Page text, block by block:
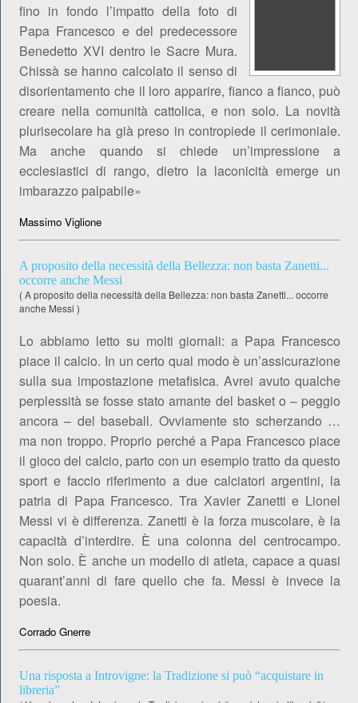
fino in fondo l’impatto della foto di
Papa Francesco e del predecessore
Benedetto XVI dentro le Sacre Mura.
Chissà se hanno calcolato il senso di
disorientamento che il loro apparire, fianco a fianco, può
creare nella comunità cattolica, e non solo. La novità
plurisecolare ha già preso in contropiede il cerimoniale.
Ma anche quando si chiede un’impressione a
ecclesiastici di rango, dietro la laconicità emerge un
imbarazzo palpabile»
Massimo Viglione
A proposito della necessità della Bellezza: non basta Zanetti...
occorre anche Messi
(A proposito della necessità della Bellezza: non basta Zanetti... occorre
anche Messi )
Lo abbiamo letto su molti giornali: a Papa Francesco
piace il calcio. In un certo qual modo è un’assicurazione
sulla sua impostazione metafisica. Avrei avuto qualche
perplessità se fosse stato amante del basket o – peggio
ancora – del baseball. Ovviamente sto scherzando …
ma non troppo. Proprio perché a Papa Francesco piace
il gioco del calcio, parto con un esempio tratto da questo
sport e faccio riferimento a due calciatori argentini, la
patria di Papa Francesco. Tra Xavier Zanetti e Lionel
Messi vi è differenza. Zanetti è la forza muscolare, è la
capacità d’interdire. È una colonna del centrocampo.
Non solo. È anche un modello di atleta, capace a quasi
quarant’anni di fare quello che fa. Messi è invece la
poesia.
Corrado Gnerre
Una risposta a Introvigne: la Tradizione si può “acquistare in
libreria”